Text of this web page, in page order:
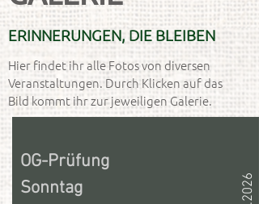
ERINNERUNGEN, DIE BLEIBEN
Hier findet ihr alle Fotos von diversen
Veranstaltungen. Durch Klicken auf das
Bild kommt ihr zur jeweiligen Galerie.
OG-Prüfung
Sonntag